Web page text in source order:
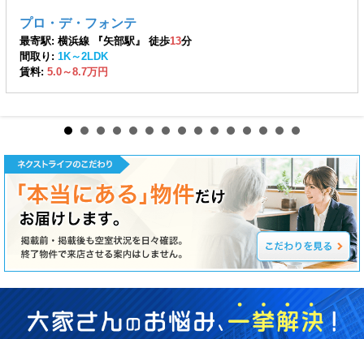
プロ・デ・フォンテ
最寄駅: 横浜線 『矢部駅』 徒歩13分
間取り: 1K～2LDK
賃料: 5.0～8.7万円